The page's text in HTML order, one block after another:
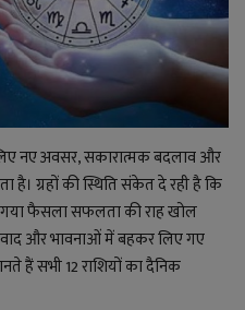
नए अवसर, सकारात्मक बदलाव और
है। ग्रहों की स्थिति संकेत दे रही है कि
फैसला सफलता की राह खोल
और भावनाओं में बहकर लिए गए
हैं सभी 12 राशियों का दैनिक